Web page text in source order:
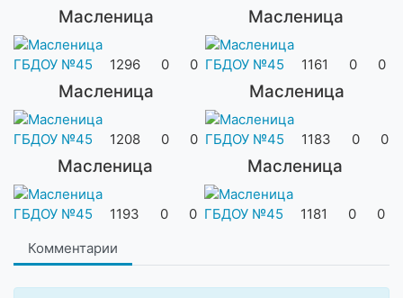
Масленица
ГБДОУ №45 1296 0 0
Масленица
ГБДОУ №45 1161 0 0
Масленица
ГБДОУ №45 1208 0 0
Масленица
ГБДОУ №45 1183 0 0
Масленица
ГБДОУ №45 1193 0 0
Масленица
ГБДОУ №45 1181 0
0
Комментарии